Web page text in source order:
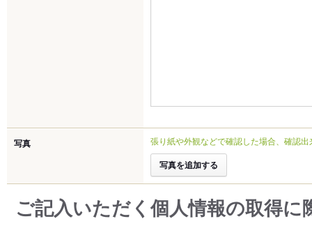
写真 張り紙や外観などで確認した場合、確認
ご記入いただく個人情報の取得に